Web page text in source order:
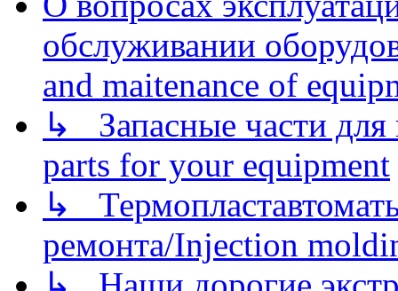
обслуживании
and maitenance of
↳ Запасные части для
parts for your equipment
↳
ремонта/Injection